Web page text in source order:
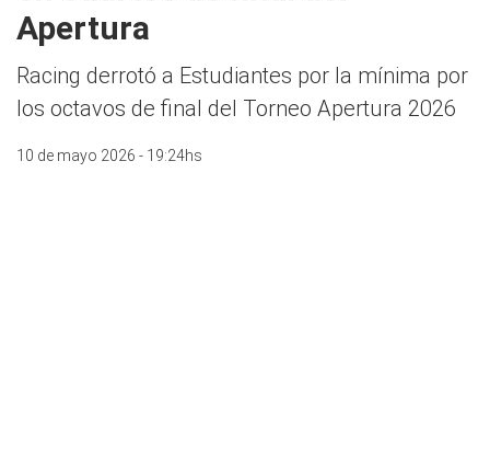
Apertura
Racing derrotó a Estudiantes por la mínima por
los octavos de final del Torneo Apertura 2026
10 de mayo 2026 - 19:24hs